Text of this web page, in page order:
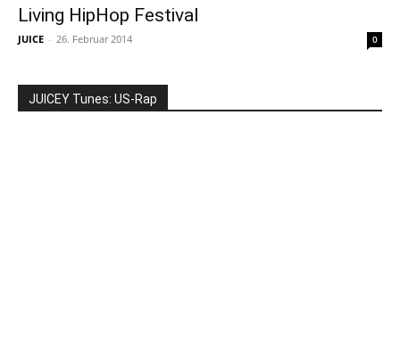
Living HipHop Festival
JUICE - 26. Februar 2014 0
JUICEY Tunes: US-Rap